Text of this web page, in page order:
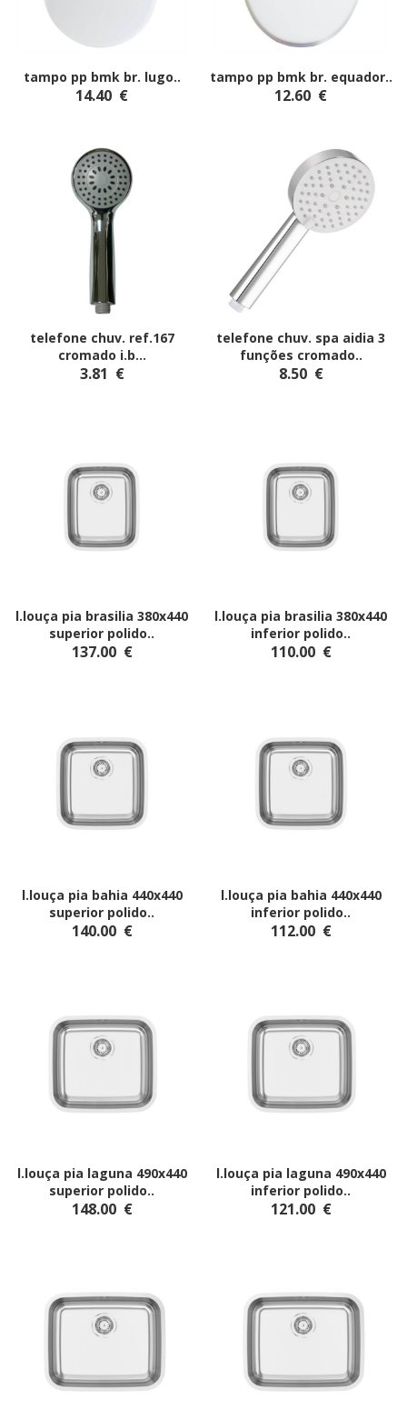
tampo pp bmk br. lugo..
14.40 €
tampo pp bmk br. equador..
12.60 €
telefone chuv. ref.167
cromado i.b...
3.81 €
telefone chuv. spa aidia 3
funções cromado..
8.50 €
l.louça pia brasilia 380x440
superior polido..
137.00 €
l.louça pia brasilia 380x440
inferior polido..
110.00 €
l.louça pia bahia 440x440
superior polido..
140.00 €
l.louça pia bahia 440x440
inferior polido..
112.00 €
l.louça pia laguna 490x440
superior polido..
148.00 €
l.louça pia laguna 490x440
inferior polido..
121.00 €